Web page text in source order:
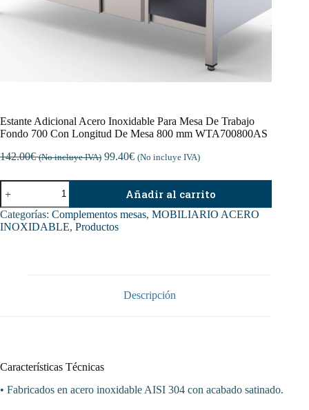
Estante Adicional Acero Inoxidable Para Mesa De Trabajo
Fondo 700 Con Longitud De Mesa 800 mm WTA700800AS
142.00€ (No incluye IVA) 99.40€ (No incluye IVA)
Estante
Adicional
Acero
Inoxidable
Para
mm
WTA700800AS
cantidad
Añadir al carrito
Categorías: Complementos mesas, MOBILIARIO ACERO
INOXIDABLE, Productos
Descripción
Características Técnicas
• Fabricados en acero inoxidable AISI 304 con acabado satinado.